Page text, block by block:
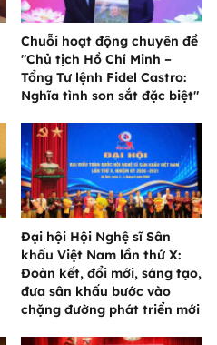
Chuỗi hoạt động chuyên đề
"Chủ tịch Hồ Chí Minh –
Tổng Tư lệnh Fidel Castro:
Nghĩa tình son sắt đặc biệt"
Đại hội Hội Nghệ sĩ Sân
khấu Việt Nam lần thứ X:
Đoàn kết, đổi mới, sáng tạo,
đưa sân khấu bước vào
chặng đường phát triển mới